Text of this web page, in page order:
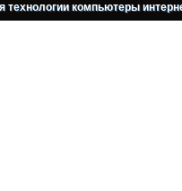
технологии компьютеры